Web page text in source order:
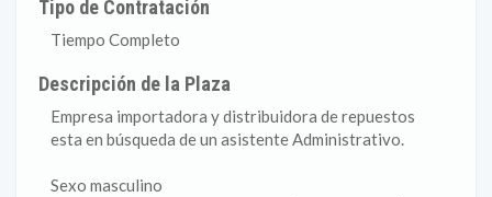
Tipo de Contratación
Tiempo Completo
Descripción de la Plaza
Empresa importadora y distribuidora de repuestos
esta en búsqueda de un asistente Administrativo.
Sexo masculino